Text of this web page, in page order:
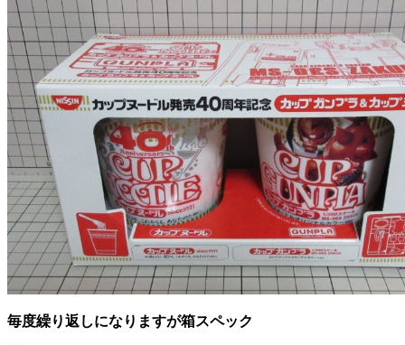
毎度繰り返しになりますが箱スペック